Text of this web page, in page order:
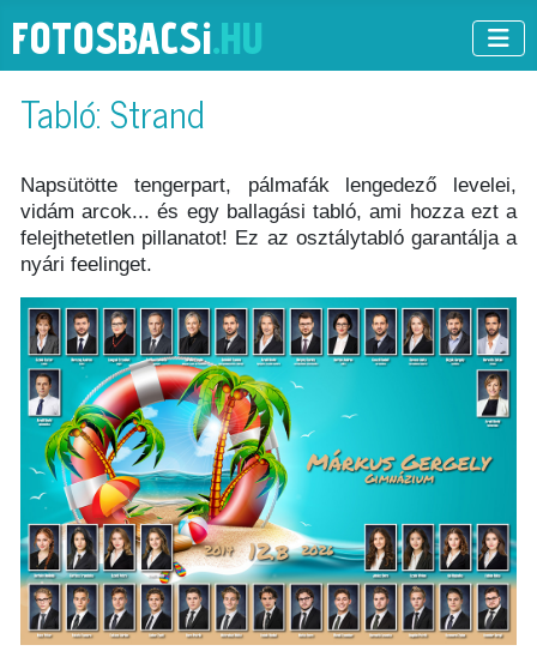
FOTOSBACSi.HU
Tabló: Strand
Napsütötte tengerpart, pálmafák lengedező levelei,
vidám arcok... és egy ballagási tabló, ami hozza ezt a
felejthetetlen pillanatot! Ez az osztálytabló garantálja a
nyári feelinget.